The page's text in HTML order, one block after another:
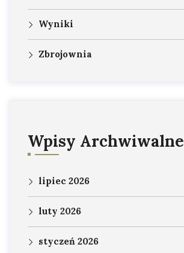
Wyniki
Zbrojownia
Wpisy Archwiwalne
lipiec 2026
luty 2026
styczeń 2026